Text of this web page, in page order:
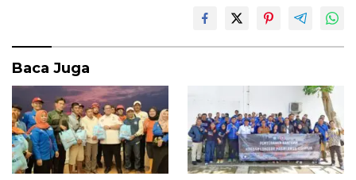
o
o
k
p
p
Baca Juga